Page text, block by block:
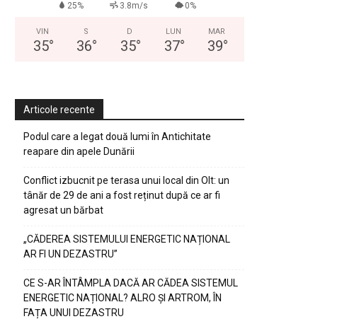
25% 3.8m/s 0%
VIN
35°
S
36°
D
35°
LUN
37°
MAR
39°
Articole recente
Podul care a legat două lumi în Antichitate
reapare din apele Dunării
Conflict izbucnit pe terasa unui local din Olt: un
tânăr de 29 de ani a fost reținut după ce ar fi
agresat un bărbat
„CĂDEREA SISTEMULUI ENERGETIC NAȚIONAL
AR FI UN DEZASTRU”
CE S-AR ÎNTÂMPLA DACĂ AR CĂDEA SISTEMUL
ENERGETIC NAȚIONAL? ALRO ȘI ARTROM, ÎN
FAȚA UNUI DEZASTRU